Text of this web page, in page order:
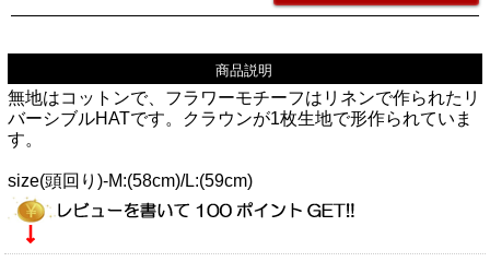
商品説明
無地はコットンで、フラワーモチーフはリネンで作られたリ
バーシブルHATです。クラウンが1枚生地で形作られていま
す。
size(頭回り)-M:(58cm)/L:(59cm)